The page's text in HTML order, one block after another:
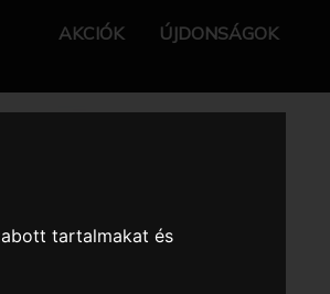
tartalmakat és
AKCIÓK ÚJDONSÁGOK